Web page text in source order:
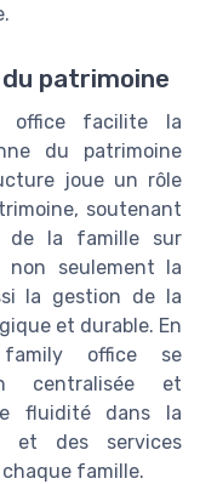
patrimoine
office facilite la
du patrimoine
joue un rôle
soutenant
de la famille sur
non seulement la
la gestion de la
et durable. En
office se
centralisée et
fluidité dans la
et des services
famille.